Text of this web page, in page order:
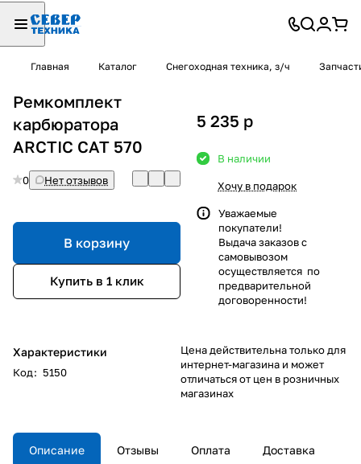
Главная Каталог Снегоходная техника, з/ч
Ремкомплект
карбюратора
ARCTIC CAT 570
0 Нет отзывов
В корзину
Купить в 1 клик
Характеристики
Код: 5150
5 235 p
В наличии
Хочу в подарок
Уважаемые
покупатели!
Выдача заказов с
самовывозом
осуществляется по
предварительной
договоренности!
Цена действительна только для
интернет-магазина и может
отличаться от цен в розничных
магазинах
Описание Отзывы Оплата Доставка